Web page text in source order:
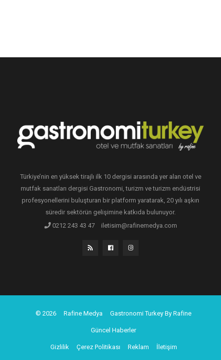
Türkiye’nin en yüksek tirajlı ilk 10 dergisi arasında yer alan otel ve
mutfak sanatları dergisi Gastronomi, turizm ve turizm endüstrisi
profesyonellerini buluşturan bir platform yaratarak, 20 yılı aşkın
süredir sektörün gelişimine katkıda bulunuyor.
0212 243 43 47
iletisim@rafinemedya.com
© 2026 Rafine Medya Gastronomi Turkey By Rafine
Güncel Haberler
Gizlilik Çerez Politikası Reklam İletişim